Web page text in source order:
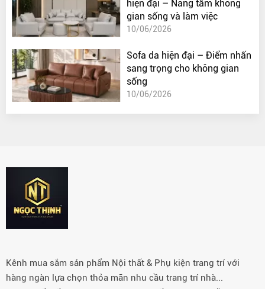
hiện đại – Nâng tầm không
gian sống và làm việc
10/06/2026
Sofa da hiện đại – Điểm nhấn
sang trọng cho không gian
sống
10/06/2026
Kênh mua sắm sản phẩm Nội thất & Phụ kiện trang trí với
hàng ngàn lựa chọn thỏa mãn nhu cầu trang trí nhà...